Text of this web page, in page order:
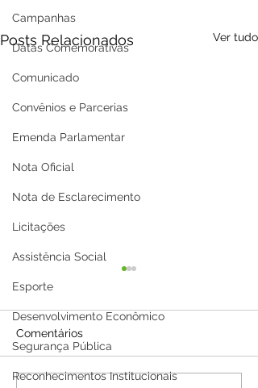
Campanhas
Datas Comemorativas
Comunicado
Convênios e Parcerias
Emenda Parlamentar
Nota Oficial
Nota de Esclarecimento
Licitações
Assistência Social
Esporte
Desenvolvimento Econômico
Segurança Pública
Reconhecimentos Institucionais
Posts Relacionados Ver tudo
Comentários